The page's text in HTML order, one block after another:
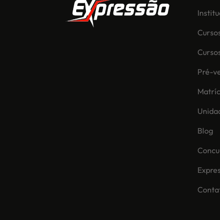
Pré-
Blog